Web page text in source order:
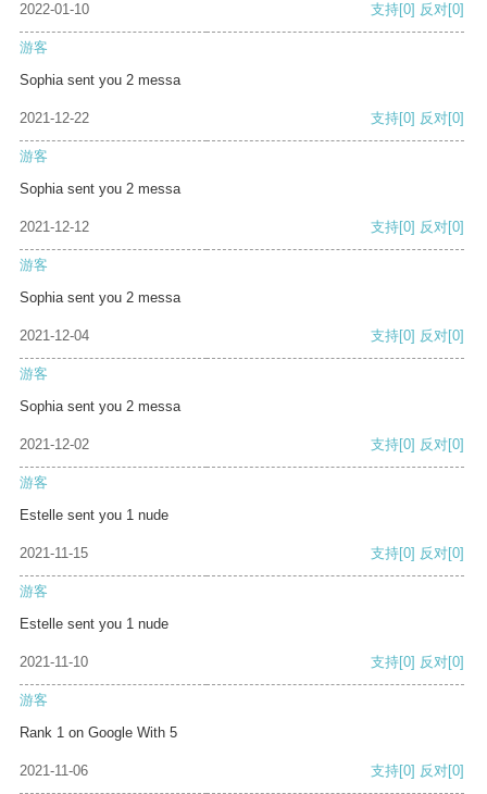
2022-01-10 支持[0] 反对[0]
游客
Sophia sent you 2 messa
2021-12-22 支持[0] 反对[0]
游客
Sophia sent you 2 messa
2021-12-12 支持[0] 反对[0]
游客
Sophia sent you 2 messa
2021-12-04 支持[0] 反对[0]
游客
Sophia sent you 2 messa
2021-12-02 支持[0] 反对[0]
游客
Estelle sent you 1 nude
2021-11-15 支持[0] 反对[0]
游客
Estelle sent you 1 nude
2021-11-10 支持[0] 反对[0]
游客
Rank 1 on Google With 5
2021-11-06 支持[0] 反对[0]